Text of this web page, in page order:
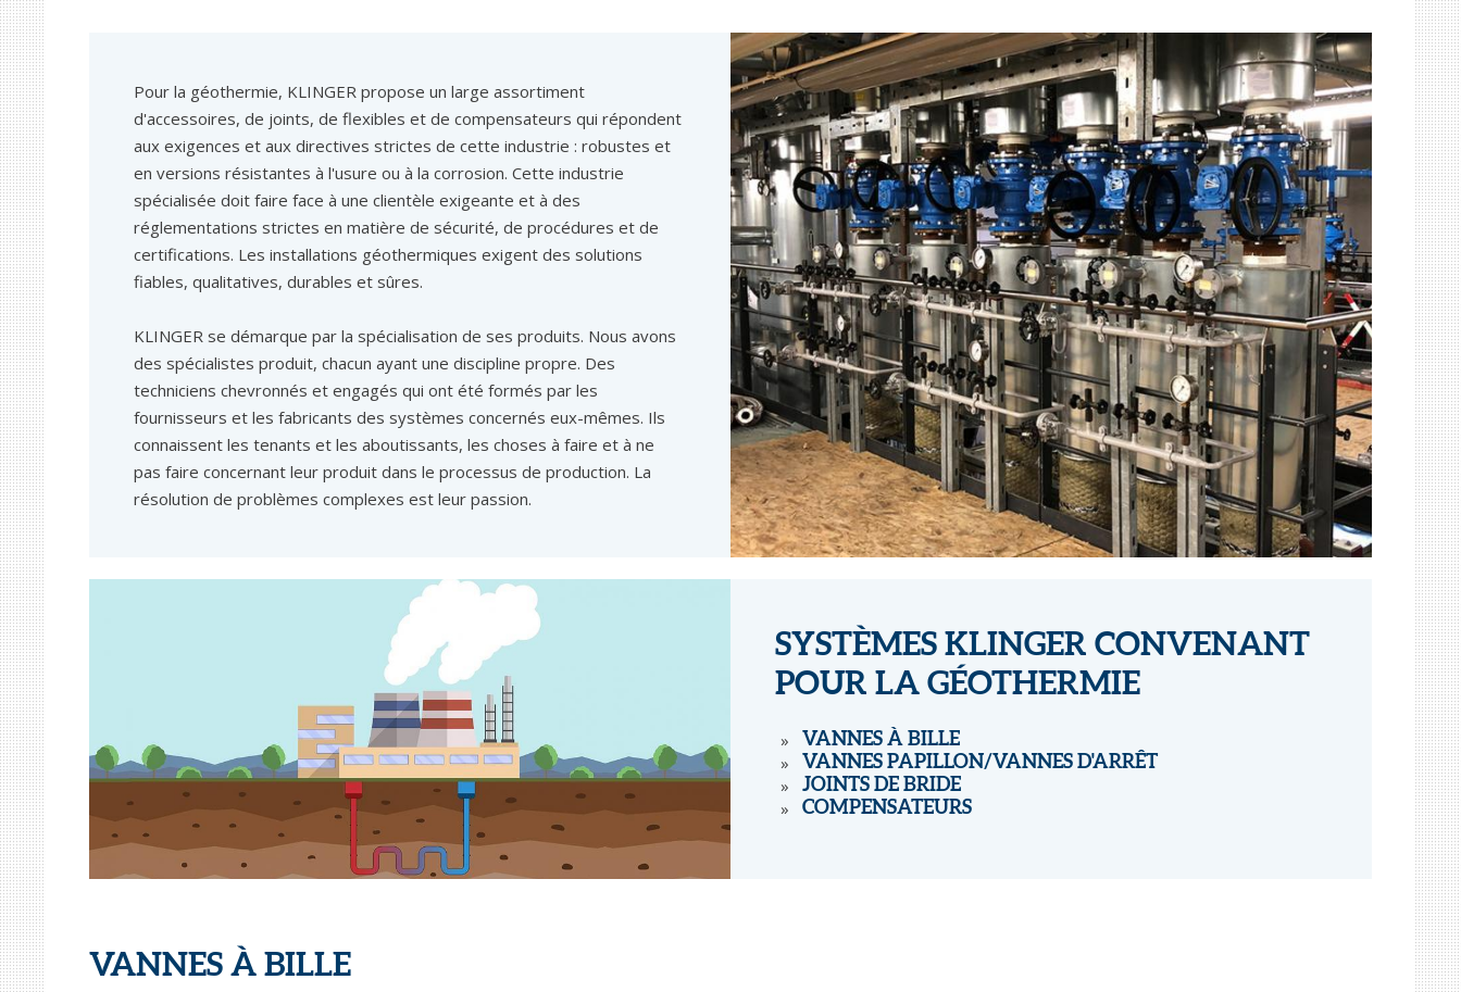
Pour la géothermie, KLINGER propose un large assortiment
d'accessoires, de joints, de flexibles et de compensateurs qui répondent
aux exigences et aux directives strictes de cette industrie : robustes et
en versions résistantes à l'usure ou à la corrosion. Cette industrie
spécialisée doit faire face à une clientèle exigeante et à des
réglementations strictes en matière de sécurité, de procédures et de
certifications. Les installations géothermiques exigent des solutions
fiables, qualitatives, durables et sûres.
KLINGER se démarque par la spécialisation de ses produits. Nous avons
des spécialistes produit, chacun ayant une discipline propre. Des
techniciens chevronnés et engagés qui ont été formés par les
fournisseurs et les fabricants des systèmes concernés eux-mêmes. Ils
connaissent les tenants et les aboutissants, les choses à faire et à ne
pas faire concernant leur produit dans le processus de production. La
résolution de problèmes complexes est leur passion.
SYSTÈMES KLINGER CONVENANT
POUR LA GÉOTHERMIE
VANNES À BILLE
VANNES PAPILLON/VANNES D'ARRÊT
JOINTS DE BRIDE
COMPENSATEURS
VANNES À BILLE